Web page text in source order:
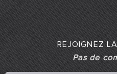
REJOIGNEZ
Pas de